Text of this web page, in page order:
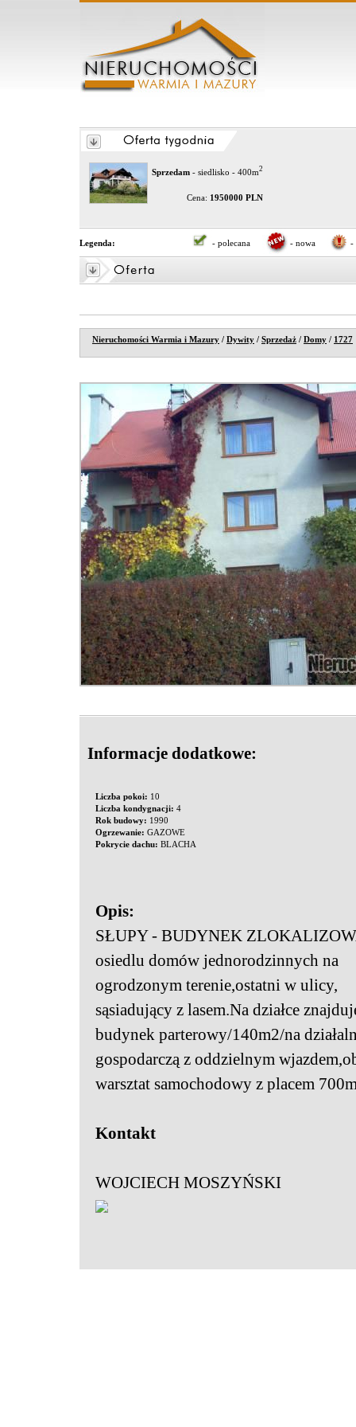
Sprzedam - siedlisko - 400m2
Cena: 1950000 PLN
Legenda: - polecana - nowa -
Nieruchomości Warmia i Mazury / Dywity / Sprzedaż / Domy / 1727
Informacje dodatkowe:
Liczba pokoi: 10
Liczba kondygnacji: 4
Rok budowy: 1990
Ogrzewanie: GAZOWE
Pokrycie dachu: BLACHA
Opis:
SŁUPY - BUDYNEK
osiedlu domów jednorodzinnych na
ogrodzonym terenie,ostatni w ulicy,
sąsiadujący z lasem.Na działce
budynek parterowy/140m2/na
gospodarczą z oddzielnym
warsztat samochodowy z placem
Kontakt
WOJCIECH MOSZYŃSKI